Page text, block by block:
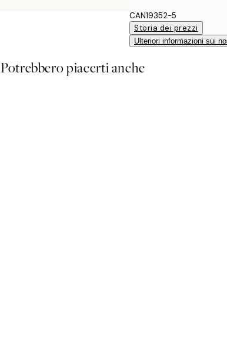
CAN19352-5
Storia dei prezzi
Ulteriori informazioni sui
Potrebbero piacerti anche